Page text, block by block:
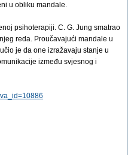
u obliku mandale.
psihoterapiji. C. G. Jung smatrao
reda. Proučavajući mandale u
je da one izražavaju stanje u
između svjesnog i